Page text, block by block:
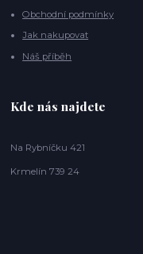
Obchodní podmínky
Jak nakupovat
Náš příběh
Kde nás najdete
Na Rybníčku 421
Krmelín 739 24